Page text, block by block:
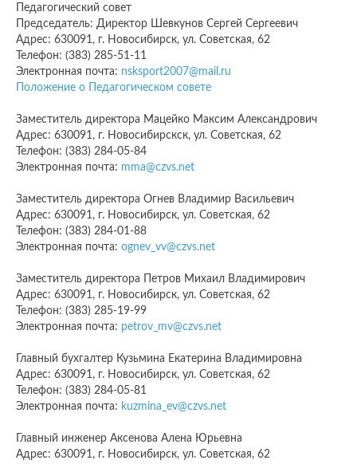
Педагогический совет
Председатель: Директор Шевкунов Сергей Сергеевич
Адрес: 630091, г. Новосибирск, ул. Советская, 62
Телефон: (383) 285-51-11
Электронная почта: nsksport2007@mail.ru
Положение о Педагогическом совете
Заместитель директора Мацейко Максим Александрович
Адрес: 630091, г. Новосибирскcк, ул. Советская, 62
Телефон: (383) 284-05-84
Электронная почта: mma@czvs.net
Заместитель директора Огнев Владимир Васильевич
Адрес: 630091, г. Новосибирск, ул. Советская, 62
Телефон: (383) 284-01-88
Электронная почта: ognev_vv@czvs.net
Заместитель директора Петров Михаил Владимирович
Адрес: 630091, г. Новосибирск, ул. Советская, 62
Телефон: (383) 285-19-99
Электронная почта: petrov_mv@czvs.net
Главный бухгалтер Кузьмина Екатерина Владимировна
Адрес: 630091, г. Новосибирск, ул. Советская, 62
Телефон: (383) 284-05-81
Электронная почта: kuzmina_ev@czvs.net
Главный инженер Аксенова Алена Юрьевна
Адрес: 630091, г. Новосибирск, ул. Советская, 62